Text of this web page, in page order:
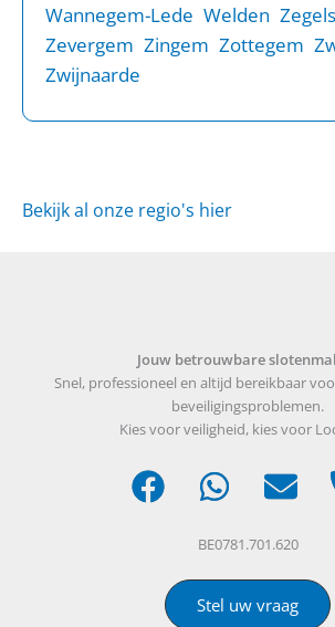
Wannegem-Lede Welden
Zevergem Zingem Zottegem
Zwijnaarde
Bekijk al onze regio's hier
Jouw betrouwbare
Snel, professioneel en altijd bereikbaar
beveiligingsproblemen.
Kies voor veiligheid, kies voor
BE0781.701.620
Stel uw vraag